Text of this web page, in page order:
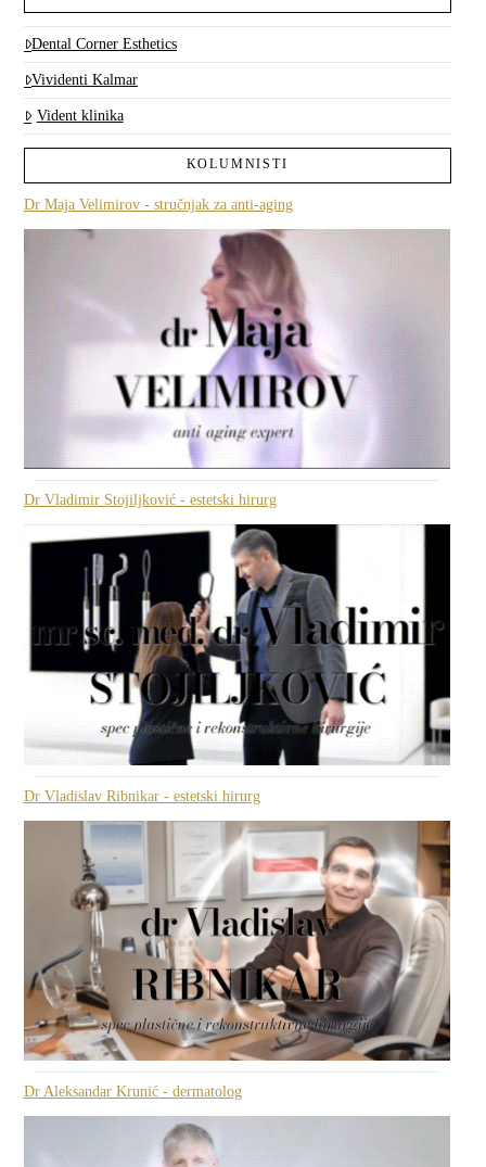
Dental Corner Esthetics
Vividenti Kalmar
Vident klinika
KOLUMNISTI
Dr Maja Velimirov - stručnjak za anti-aging
Dr Vladimir Stojiljković - estetski hirurg
Dr Vladislav Ribnikar - estetski hirurg
Dr Aleksandar Krunić - dermatolog